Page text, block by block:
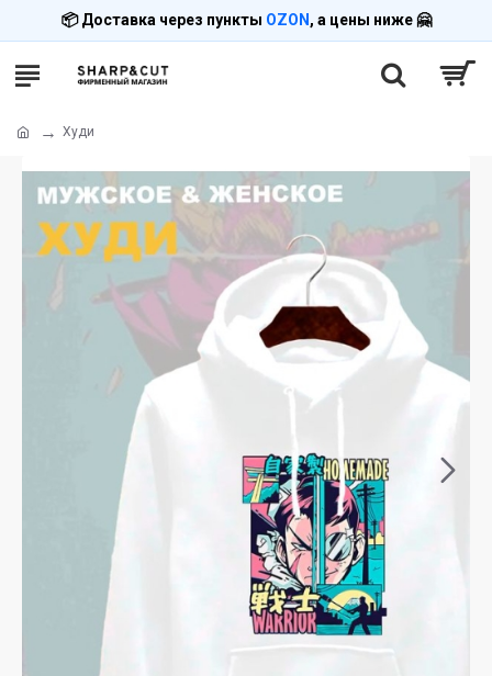
📦 Доставка через пункты OZON , а цены ниже 🤗
Худи